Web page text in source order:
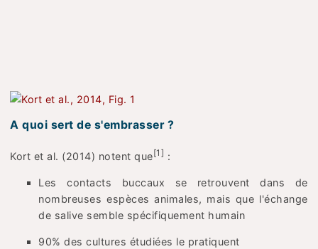
A quoi sert de s'embrasser ?
Kort et al. (2014) notent que[1] :
Les contacts buccaux se retrouvent dans de
nombreuses espèces animales, mais que l'échange
de salive semble spécifiquement humain
90% des cultures étudiées le pratiquent